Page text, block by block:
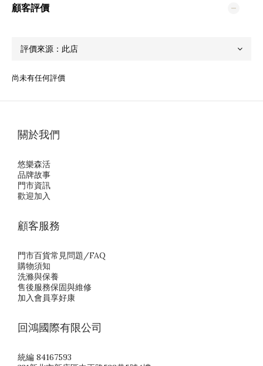
顧客評價
尚未有任何評價
關於我們
悠樂森活
品牌故事
門市資訊
歡迎加入
顧客服務
門市百貨常見問題/FAQ
購物須知
洗滌與保養
售後服務保固與維修
加入會員享好康
回鴻國際有限公司
統編 84167593